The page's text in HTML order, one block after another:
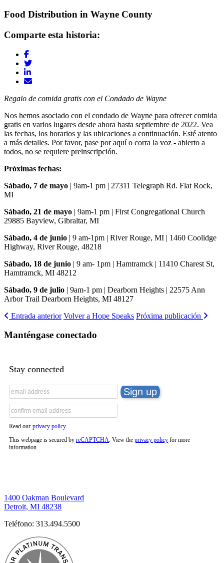
Food Distribution in Wayne County
Comparte esta historia:
Regalo de comida gratis con el Condado de Wayne
Nos hemos asociado con el condado de Wayne para ofrecer comida
gratis en varios lugares desde ahora hasta septiembre de 2022. Vea
las fechas, los horarios y las ubicaciones a continuación. Esté atento
a más detalles. Por favor, pase por aquí o corra la voz - abierto a
todos, no se requiere preinscripción.
Próximas fechas:
Sábado, 7 de mayo | 9am-1 pm | 27311 Telegraph Rd. Flat Rock,
MI
Sábado, 21 de mayo | 9am-1 pm | First Congregational Church
29885 Bayview, Gibraltar, MI
Sábado, 4 de junio | 9 am-1pm | River Rouge, MI | 1460 Coolidge
Highway, River Rouge, 48218
Sábado, 18 de junio | 9 am- 1pm | Hamtramck | 11410 Charest St,
Hamtramck, MI 48212
Sábado, 9 de julio | 9am-1 pm | Dearborn Heights | 22575 Ann
Arbor Trail Dearborn Heights, MI 48127
Entrada anterior Volver a Hope Speaks Próxima publicación
Manténgase conectado
Stay connected
Read our privacy policy
This webpage is secured by reCAPTCHA. View the privacy policy for more
information.
1400 Oakman Boulevard
Detroit, MI 48238
Teléfono: 313.494.5500